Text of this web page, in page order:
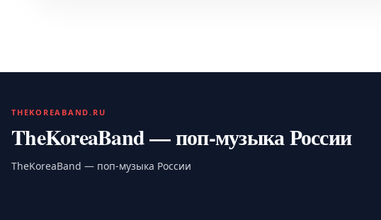
THEKOREABAND.RU
TheKoreaBand — поп-музыка России
TheKoreaBand — поп-музыка России